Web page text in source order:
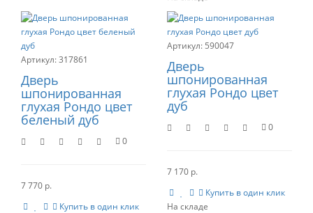
317861
Дверь
шпонированная
глухая Рондо цвет
беленый дуб
0
7 770 р.
Купить в один клик
590047
Дверь
шпонированная
глухая Рондо цвет
дуб
0
7 170 р.
Купить в один клик